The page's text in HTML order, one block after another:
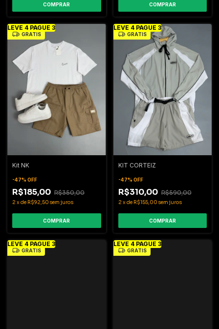
COMPRAR COMPRAR
LEVE 4 PAGUE 3
GRÁTIS
Kit NK
-47% OFF
R$185,00 R$350,00
2 xde R$92,50 sem juros
COMPRAR
LEVE 4 PAGUE 3
GRÁTIS
KIT CORTEIZ
-47% OFF
R$310,00 R$590,00
2 xde R$155,00 sem juros
COMPRAR
LEVE 4 PAGUE 3
GRÁTIS
LEVE 4 PAGUE 3
GRÁTIS